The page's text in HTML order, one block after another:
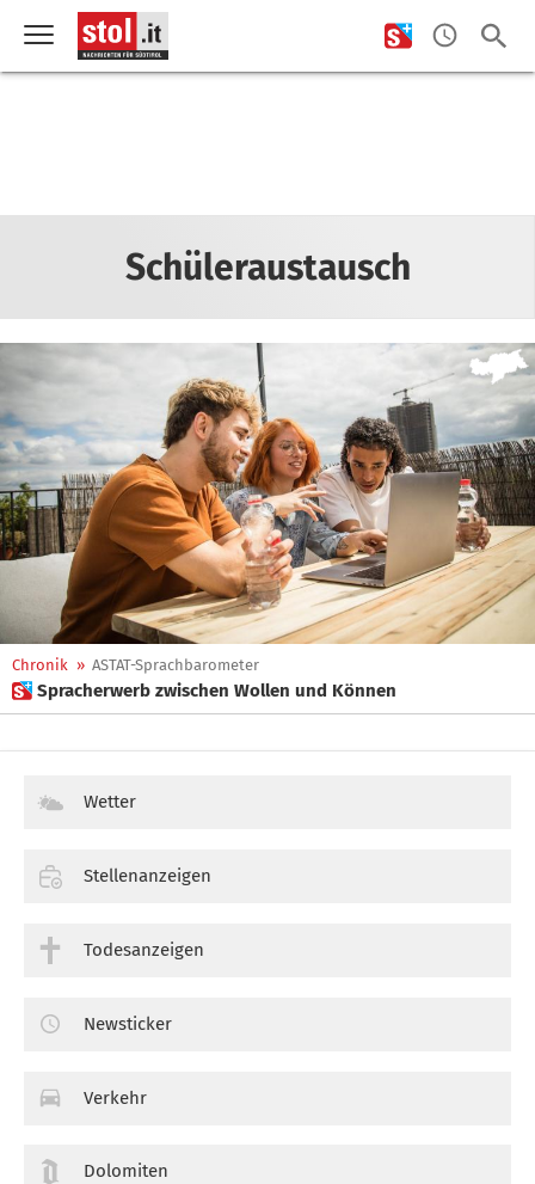
Schüleraustausch
Chronik » ASTAT-Sprachbarometer
 Spracherwerb zwischen Wollen und Können
Wetter
Stellenanzeigen
Todesanzeigen
Newsticker
Verkehr
Dolomiten